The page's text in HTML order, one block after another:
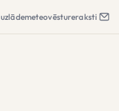
uzlādemeteovēstureraksti